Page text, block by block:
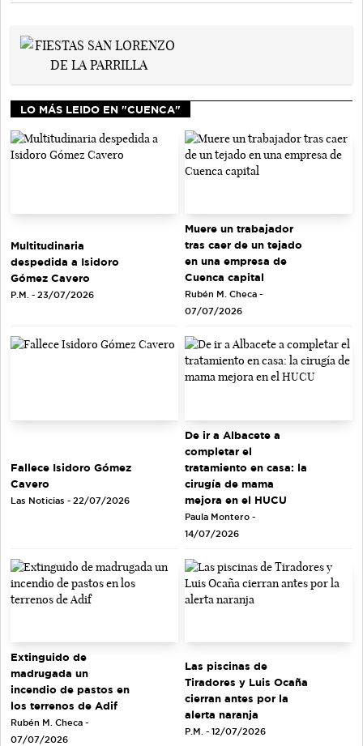
LO MÁS LEIDO EN "CUENCA"
Multitudinaria
despedida a Isidoro
Gómez Cavero
P.M. - 23/07/2026
Muere un trabajador
tras caer de un tejado
en una empresa de
Cuenca capital
Rubén M. Checa -
07/07/2026
Fallece Isidoro Gómez
Cavero
Las Noticias - 22/07/2026
De ir a Albacete a
completar el
tratamiento en casa: la
cirugía de mama
mejora en el HUCU
Paula Montero -
14/07/2026
Extinguido de
madrugada un
incendio de pastos en
los terrenos de Adif
Rubén M. Checa -
07/07/2026
Las piscinas de
Tiradores y Luis Ocaña
cierran antes por la
alerta naranja
P.M. - 12/07/2026